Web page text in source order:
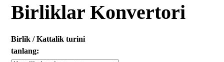
Birliklar Konvertori
Birlik / Kattalik turini
tanlang: